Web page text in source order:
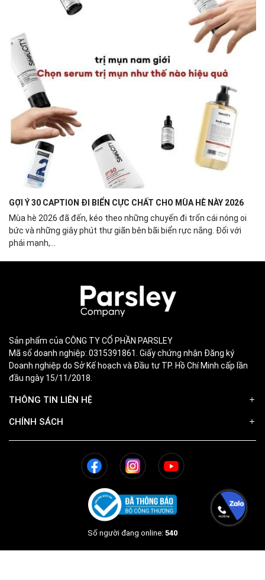
GỢI Ý 30 CAPTION ĐI BIỂN CỰC CHẤT CHO MÙA HÈ NÀY 2026
Mùa hè 2026 đã đến, kéo theo những chuyến đi trốn cái nóng oi
bức và những giây phút thư giãn bên bãi biển rực nắng. Đối với
phái mạnh,...
Sản phẩm của CÔNG TY CỔ PHẦN PARSLEY
Mã số doanh nghiệp: 0315391861. Giấy chứng nhận Đăng ký
Doanh nghiệp do Sở Kế hoạch và Đầu tư TP. Hồ Chí Minh cấp lần
đầu ngày 15/11/2018.
THÔNG TIN LIÊN HỆ
CHÍNH SÁCH
Số người đang online: 540